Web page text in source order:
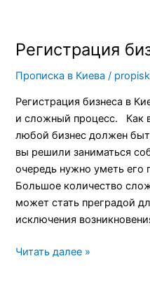
Регистрация
Прописка в Киева /
Регистрация бизнеса в
и сложный процесс. Как
любой бизнес должен
вы решили заниматься
очередь нужно уметь его
Большое количество
может стать преградой
исключения
Регистрация
Киев
Читать далее »